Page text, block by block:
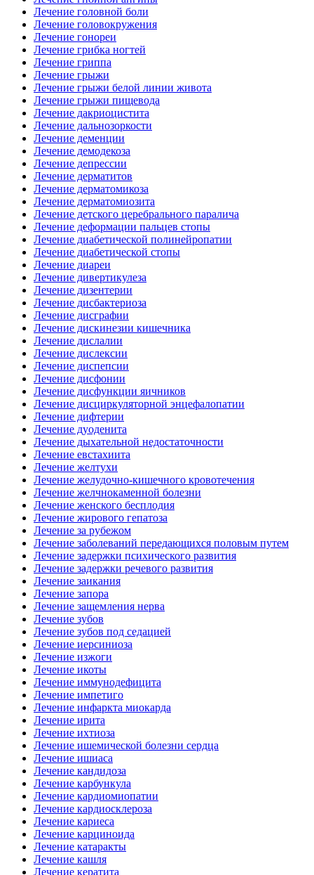
Лечение головной боли
Лечение головокружения
Лечение гонореи
Лечение грибка ногтей
Лечение гриппа
Лечение грыжи
Лечение грыжи белой линии живота
Лечение грыжи пищевода
Лечение дакриоцистита
Лечение дальнозоркости
Лечение деменции
Лечение демодекоза
Лечение депрессии
Лечение дерматитов
Лечение дерматомикоза
Лечение дерматомиозита
Лечение детского церебрального паралича
Лечение деформации пальцев стопы
Лечение диабетической полинейропатии
Лечение диабетической стопы
Лечение диареи
Лечение дивертикулеза
Лечение дизентерии
Лечение дисбактериоза
Лечение дисграфии
Лечение дискинезии кишечника
Лечение дислалии
Лечение дислексии
Лечение диспепсии
Лечение дисфонии
Лечение дисфункции яичников
Лечение дисциркуляторной энцефалопатии
Лечение дифтерии
Лечение дуоденита
Лечение дыхательной недостаточности
Лечение евстахиита
Лечение желтухи
Лечение желудочно-кишечного кровотечения
Лечение желчнокаменной болезни
Лечение женского бесплодия
Лечение жирового гепатоза
Лечение за рубежом
Лечение заболеваний передающихся половым путем
Лечение задержки психического развития
Лечение задержки речевого развития
Лечение заикания
Лечение запора
Лечение защемления нерва
Лечение зубов
Лечение зубов под седацией
Лечение иерсиниоза
Лечение изжоги
Лечение икоты
Лечение иммунодефицита
Лечение импетиго
Лечение инфаркта миокарда
Лечение ирита
Лечение ихтиоза
Лечение ишемической болезни сердца
Лечение ишиаса
Лечение кандидоза
Лечение карбункула
Лечение кардиомиопатии
Лечение кардиосклероза
Лечение кариеса
Лечение карциноида
Лечение катаракты
Лечение кашля
Лечение кератита